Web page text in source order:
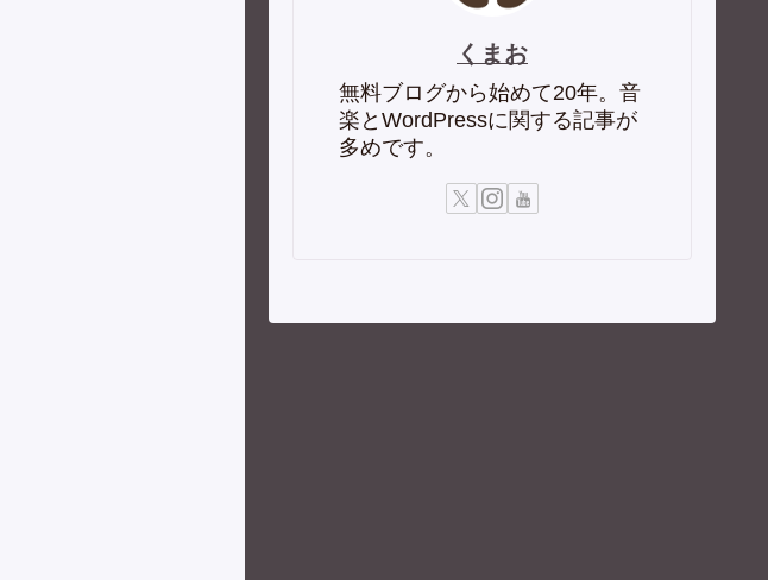
くまお
無料ブログから始めて20年。音
楽とWordPressに関する記事が
多めです。